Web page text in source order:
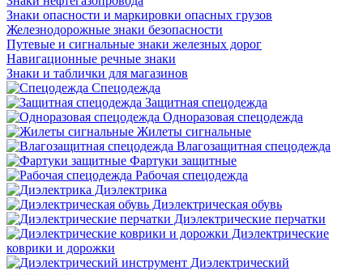
Знаки опасности и маркировки опасных грузов
Железнодорожные знаки безопасности
Путевые и сигнальные знаки железных дорог
Навигационные речные знаки
Знаки и таблички для магазинов
Спецодежда
Защитная спецодежда
Одноразовая спецодежда
Жилеты сигнальные
Влагозащитная спецодежда
Фартуки защитные
Рабочая спецодежда
Диэлектрика
Диэлектрическая обувь
Диэлектрические перчатки
Диэлектрические
коврики и дорожки
Диэлектрический